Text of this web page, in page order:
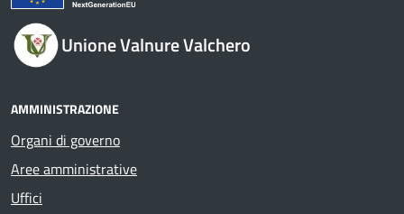
Unione Valnure Valchero
AMMINISTRAZIONE
Organi di governo
Aree amministrative
Uffici